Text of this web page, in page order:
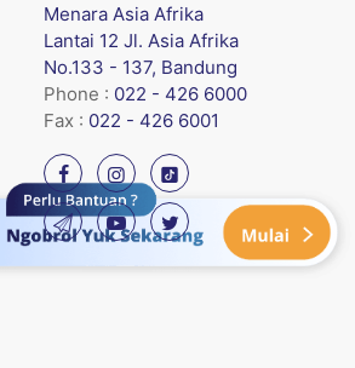
Menara Asia Afrika
Lantai 12 Jl. Asia Afrika
No.133 - 137, Bandung
Phone : 022 - 426 6000
Fax : 022 - 426 6001